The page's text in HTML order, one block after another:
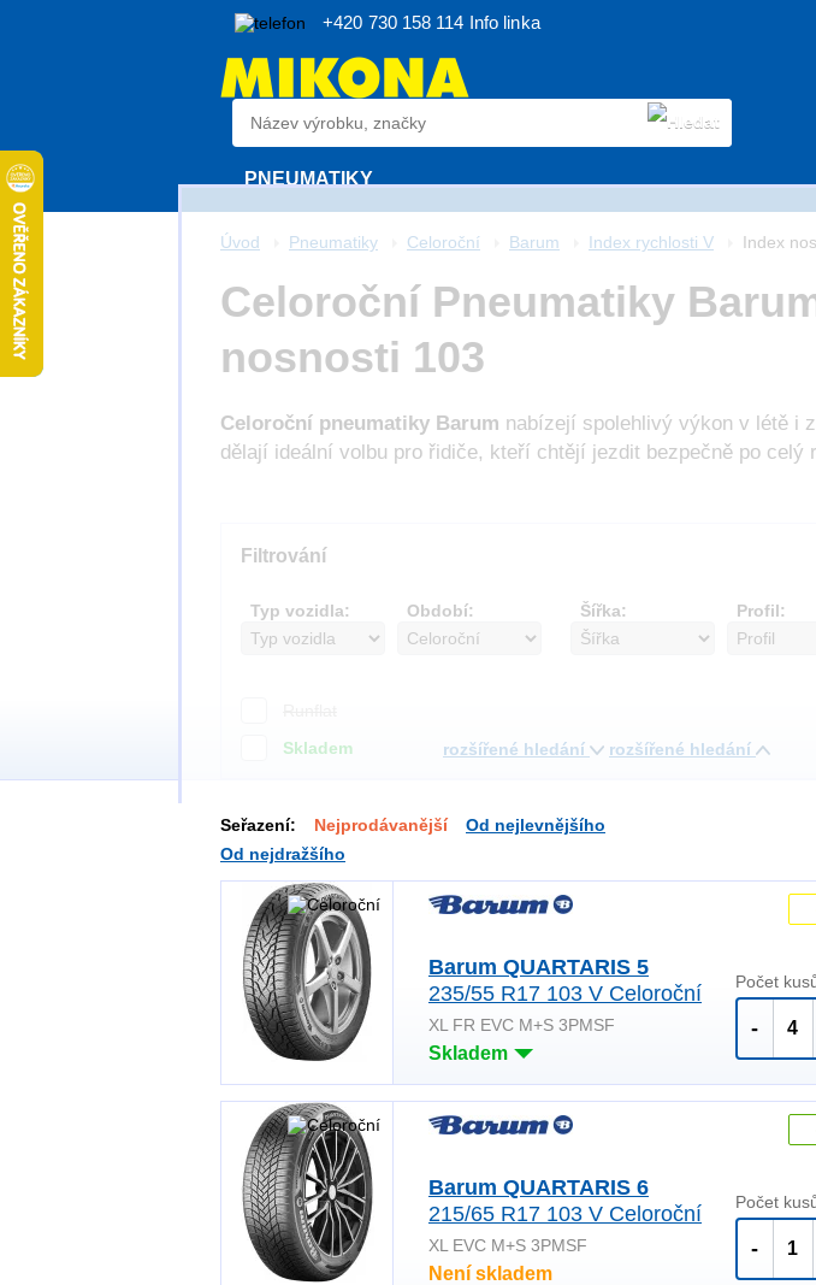
+420 730 158 114 Info linka
PNEUMATIKY
Úvod Pneumatiky Celoroční Barum Index rychlosti V Index
Celoroční Pneumatiky
nosnosti 103
Celoroční pneumatiky Barum nabízejí spolehlivý výkon v létě i
dělají ideální volbu pro řidiče, kteří chtějí jezdit bezpečně po celý
Filtrování
Typ vozidla: Období: Šířka: Profil:
Skladem
rozšířené hledání rozšířené hledání
Seřazení: Nejprodávanější
Od nejlevnějšího
Od nejdražšího
Barum QUARTARIS 5
235/55 R17 103 V Celoroční
XL FR EVC M+S 3PMSF
Skladem
Počet
-
Barum QUARTARIS 6
215/65 R17 103 V Celoroční
XL EVC M+S 3PMSF
Není skladem
Počet
-